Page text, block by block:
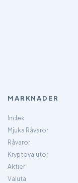
MARKNADER
Index
Mjuka Råvaror
Råvaror
Kryptovalutor
Aktier
Valuta